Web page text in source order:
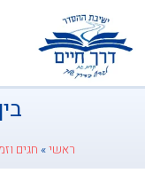
ראשי» חגים